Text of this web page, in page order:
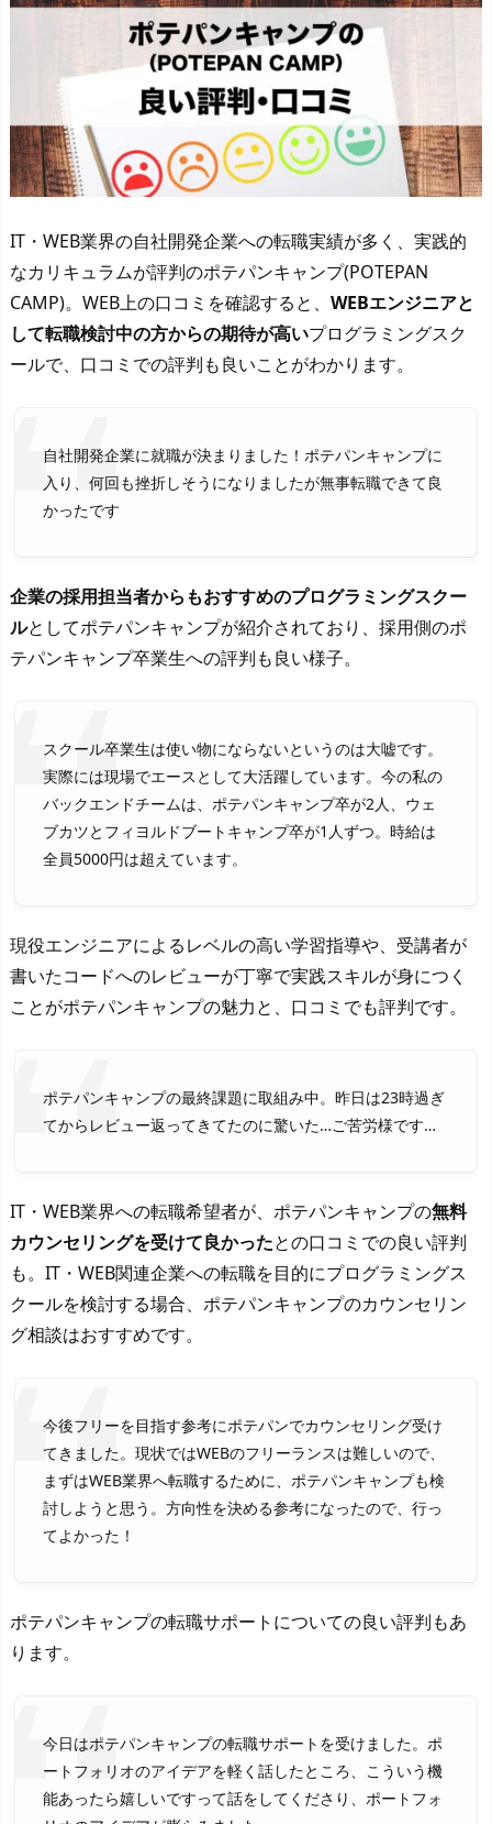
IT・WEB業界の自社開発企業への転職実績が多く、実践的
なカリキュラムが評判のポテパンキャンプ(POTEPAN
CAMP)。WEB上の口コミを確認すると、 WEBエンジニアと
して転職検討中の方からの期待が高いプログラミングスク
ールで、口コミでの評判も良いことがわかります。
自社開発企業に就職が決まりました！ポテパンキャンプに
入り、何回も挫折しそうになりましたが無事転職できて良
かったです
企業の採用担当者からもおすすめのプログラミングスクー
ルとしてポテパンキャンプが紹介されており、採用側のポ
テパンキャンプ卒業生への評判も良い様子。
スクール卒業生は使い物にならないというのは大嘘です。
実際には現場でエースとして大活躍しています。今の私の
バックエンドチームは、ポテパンキャンプ卒が2人、ウェ
ブカツとフィヨルドブートキャンプ卒が1人ずつ。時給は
全員5000円は超えています。
現役エンジニアによるレベルの高い学習指導や、受講者が
書いたコードへのレビューが丁寧で実践スキルが身につく
ことがポテパンキャンプの魅力と、口コミでも評判です。
ポテパンキャンプの最終課題に取組み中。昨日は23時過ぎ
てからレビュー返ってきてたのに驚いた…ご苦労様です…
IT・WEB業界への転職希望者が、ポテパンキャンプの無料
カウンセリングを受けて良かったとの口コミでの良い評判
も。IT・WEB関連企業への転職を目的にプログラミングス
クールを検討する場合、ポテパンキャンプのカウンセリン
グ相談はおすすめです。
今後フリーを目指す参考にポテパンでカウンセリング受け
てきました。現状ではWEBのフリーランスは難しいので、
まずはWEB業界へ転職するために、ポテパンキャンプも検
討しようと思う。方向性を決める参考になったので、行っ
てよかった！
ポテパンキャンプの転職サポートについての良い評判もあ
ります。
今日はポテパンキャンプの転職サポートを受けました。ポ
ートフォリオのアイデアを軽く話したところ、こういう機
能あったら嬉しいですって話をしてくださり、ポートフォ